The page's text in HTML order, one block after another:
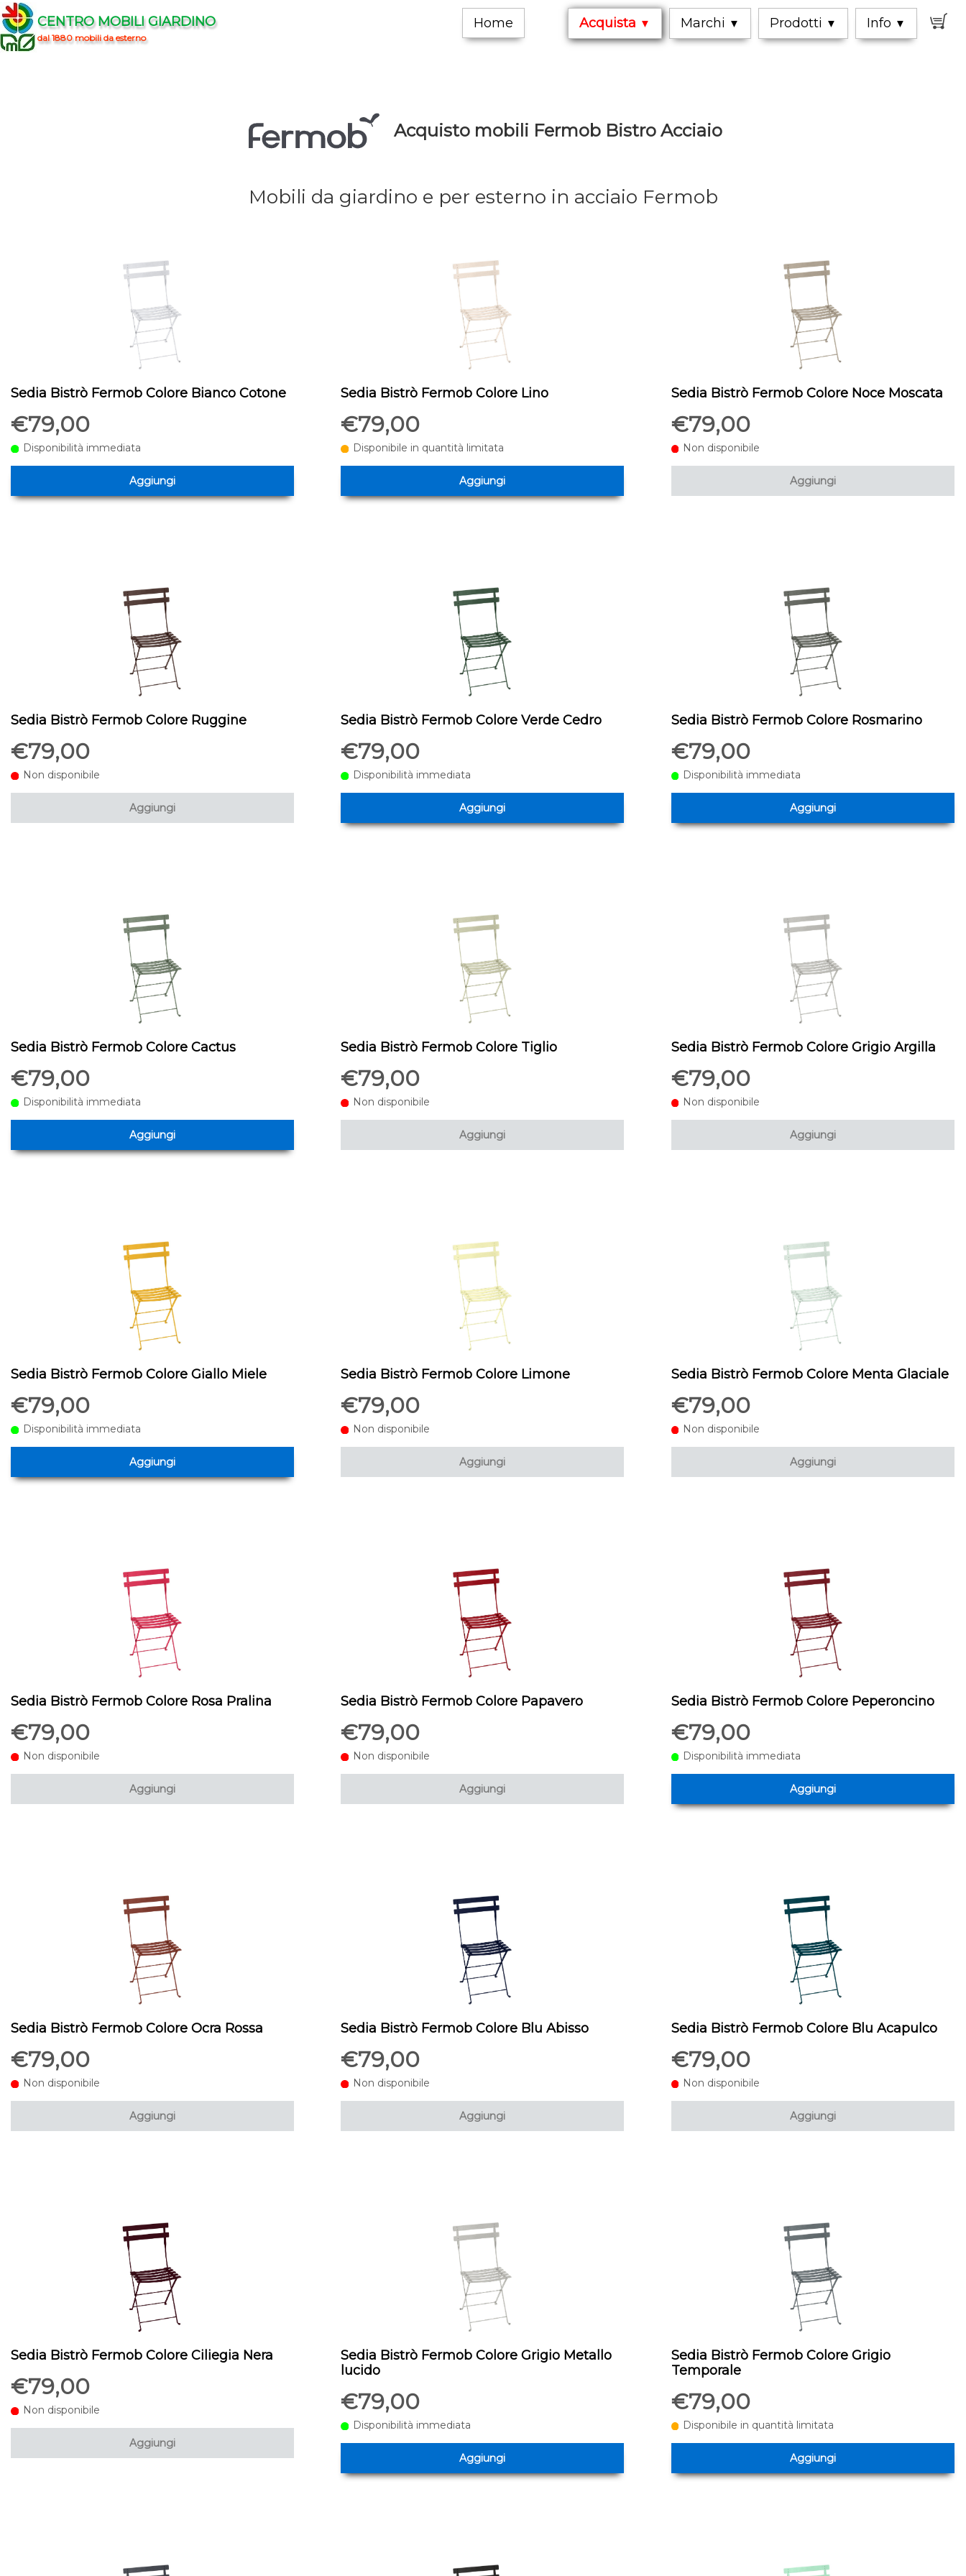
CENTRO MOBILI GIARDINO
dal 1880 mobili da esterno
Home Acquista ▼ Marchi ▼ Prodotti ▼ Info ▼
Acquisto mobili Fermob Bistro Acciaio
Mobili da giardino e per esterno in acciaio Fermob
Sedia Bistrò Fermob Colore Bianco Cotone
€79,00
Disponibilità immediata
Aggiungi
Sedia Bistrò Fermob Colore Lino
€79,00
Disponibile in quantità limitata
Aggiungi
Sedia Bistrò Fermob Colore Noce Moscata
€79,00
Non disponibile
Aggiungi
Sedia Bistrò Fermob Colore Ruggine
€79,00
Non disponibile
Aggiungi
Sedia Bistrò Fermob Colore Verde Cedro
€79,00
Disponibilità immediata
Aggiungi
Sedia Bistrò Fermob Colore Rosmarino
€79,00
Disponibilità immediata
Aggiungi
Sedia Bistrò Fermob Colore Cactus
€79,00
Disponibilità immediata
Aggiungi
Sedia Bistrò Fermob Colore Tiglio
€79,00
Non disponibile
Aggiungi
Sedia Bistrò Fermob Colore Grigio Argilla
€79,00
Non disponibile
Aggiungi
Sedia Bistrò Fermob Colore Giallo Miele
€79,00
Disponibilità immediata
Aggiungi
Sedia Bistrò Fermob Colore Limone
€79,00
Non disponibile
Aggiungi
Sedia Bistrò Fermob Colore Menta Glaciale
€79,00
Non disponibile
Aggiungi
Sedia Bistrò Fermob Colore Rosa Pralina
€79,00
Non disponibile
Aggiungi
Sedia Bistrò Fermob Colore Papavero
€79,00
Non disponibile
Aggiungi
Sedia Bistrò Fermob Colore Peperoncino
€79,00
Disponibilità immediata
Aggiungi
Sedia Bistrò Fermob Colore Ocra Rossa
€79,00
Non disponibile
Aggiungi
Sedia Bistrò Fermob Colore Blu Abisso
€79,00
Non disponibile
Aggiungi
Sedia Bistrò Fermob Colore Blu Acapulco
€79,00
Non disponibile
Aggiungi
Sedia Bistrò Fermob Colore Ciliegia Nera
€79,00
Non disponibile
Aggiungi
Sedia Bistrò Fermob Colore Grigio Metallo
lucido
€79,00
Disponibilità immediata
Aggiungi
Sedia Bistrò Fermob Colore Grigio
Temporale
€79,00
Disponibile in quantità limitata
Aggiungi